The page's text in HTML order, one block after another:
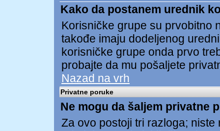
Kako da postanem urednik
Korisničke grupe su prvobitno
takođe imaju dodeljenog
korisničke grupe onda prvo
probajte da mu pošaljete
Nazad na vrh
Privatne poruke
Ne mogu da šaljem privatne
Za ovo postoji tri razloga;